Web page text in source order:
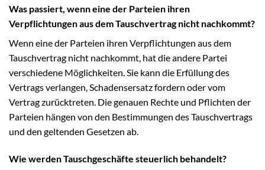
Was passiert, wenn eine der Parteien ihren
Verpflichtungen aus dem Tauschvertrag nicht nachkommt?
Wenn eine der Parteien ihren Verpflichtungen aus dem
Tauschvertrag nicht nachkommt, hat die andere Partei
verschiedene Möglichkeiten. Sie kann die Erfüllung des
Vertrags verlangen, Schadensersatz fordern oder vom
Vertrag zurücktreten. Die genauen Rechte und Pflichten der
Parteien hängen von den Bestimmungen des Tauschvertrags
und den geltenden Gesetzen ab.
Wie werden Tauschgeschäfte steuerlich behandelt?